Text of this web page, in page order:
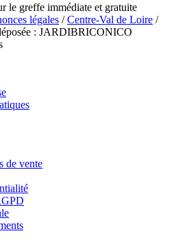
le greffe immédiate et gratuite
légales /Centre-Val de Loire /
: JARDIBRICONICO
de vente